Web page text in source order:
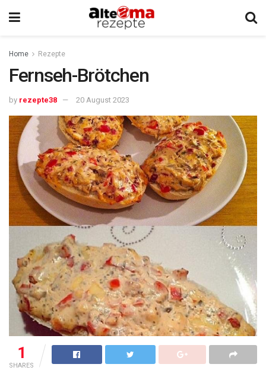
Home Rezepte
Fernseh-Brötchen
by rezepte38 20 August 2023
1
SHARES